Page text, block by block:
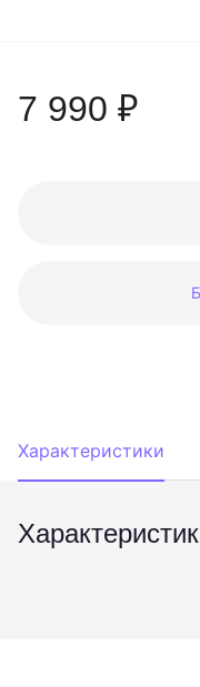
7 990 ₽
Характеристики